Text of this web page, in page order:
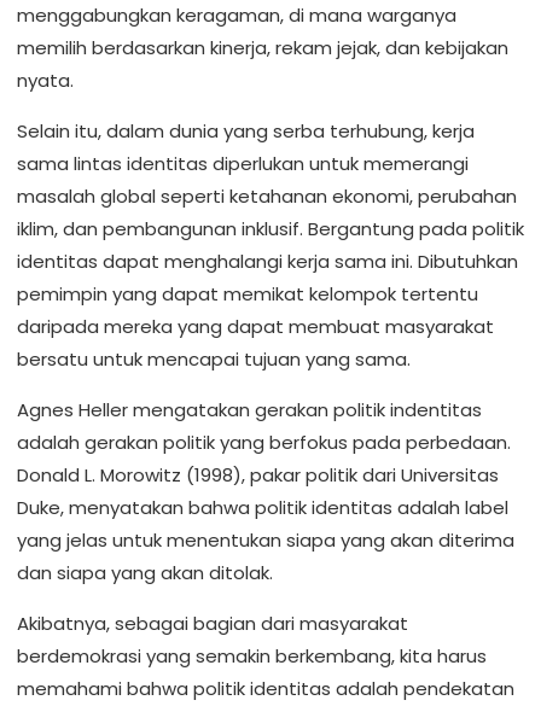
menggabungkan keragaman, di mana warganya
memilih berdasarkan kinerja, rekam jejak, dan kebijakan
nyata.
Selain itu, dalam dunia yang serba terhubung, kerja
sama lintas identitas diperlukan untuk memerangi
masalah global seperti ketahanan ekonomi, perubahan
iklim, dan pembangunan inklusif. Bergantung pada politik
identitas dapat menghalangi kerja sama ini. Dibutuhkan
pemimpin yang dapat memikat kelompok tertentu
daripada mereka yang dapat membuat masyarakat
bersatu untuk mencapai tujuan yang sama.
Agnes Heller mengatakan gerakan politik indentitas
adalah gerakan politik yang berfokus pada perbedaan.
Donald L. Morowitz (1998), pakar politik dari Universitas
Duke, menyatakan bahwa politik identitas adalah label
yang jelas untuk menentukan siapa yang akan diterima
dan siapa yang akan ditolak.
Akibatnya, sebagai bagian dari masyarakat
berdemokrasi yang semakin berkembang, kita harus
memahami bahwa politik identitas adalah pendekatan